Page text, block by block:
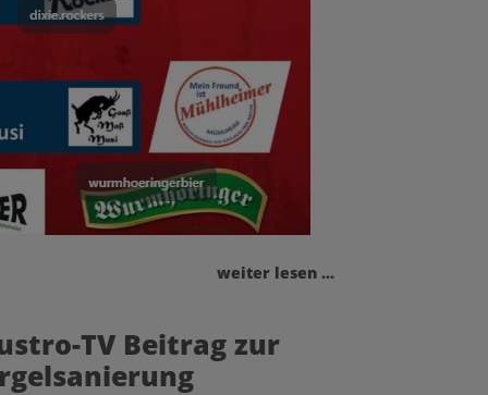
weiter lesen ...
TV Beitrag zur